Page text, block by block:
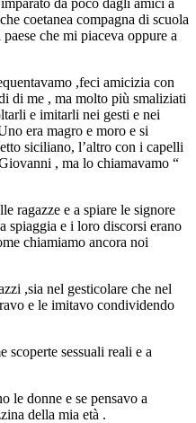
coetanea compagna di scuola
che mi piaceva oppure a
,feci amicizia con
di me , ma molto più smaliziati
e imitarli nei gesti e nei
era magro e moro e si
siciliano, l’altro con i capelli
, ma lo chiamavamo “
ragazze e a spiare le signore
spiaggia e i loro discorsi erano
chiamiamo ancora noi
,sia nel gesticolare che nel
e le imitavo condividendo
sessuali reali e a
le donne e se pensavo a
della mia età .